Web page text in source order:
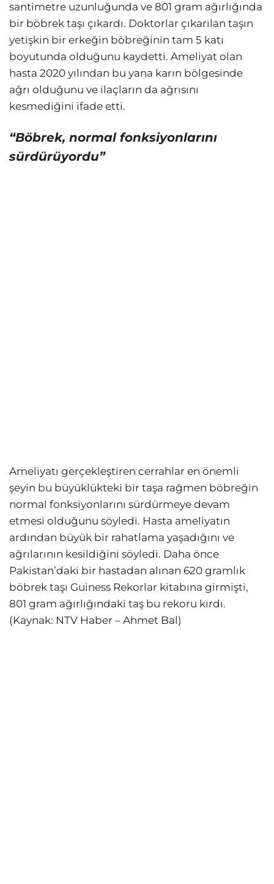
santimetre uzunluğunda ve 801 gram ağırlığında
bir böbrek taşı çıkardı. Doktorlar çıkarılan taşın
yetişkin bir erkeğin böbreğinin tam 5 katı
boyutunda olduğunu kaydetti. Ameliyat olan
hasta 2020 yılından bu yana karın bölgesinde
ağrı olduğunu ve ilaçların da ağrısını
kesmediğini ifade etti.
“Böbrek, normal fonksiyonlarını
sürdürüyordu”
Ameliyatı gerçekleştiren cerrahlar en önemli
şeyin bu büyüklükteki bir taşa rağmen böbreğin
normal fonksiyonlarını sürdürmeye devam
etmesi olduğunu söyledi. Hasta ameliyatın
ardından büyük bir rahatlama yaşadığını ve
ağrılarının kesildiğini söyledi. Daha önce
Pakistan’daki bir hastadan alınan 620 gramlık
böbrek taşı Guiness Rekorlar kitabına girmişti,
801 gram ağırlığındaki taş bu rekoru kırdı.
(Kaynak: NTV Haber – Ahmet Bal)